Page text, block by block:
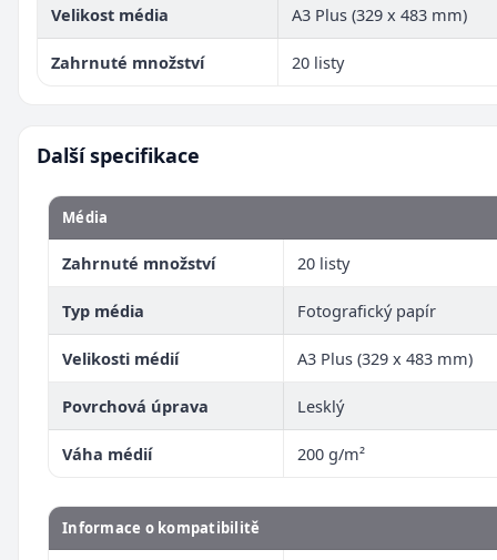
Velikost média A3 Plus (329 x 483 mm)
Zahrnuté množství 20 listy
Další specifikace
Média
Zahrnuté množství 20 listy
Typ média Fotografický papír
Velikosti médií A3 Plus (329 x 483 mm)
Povrchová úprava Lesklý
Váha médií 200 g/m²
Informace o kompatibilitě